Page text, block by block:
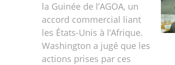
la Guinée de l’AGOA, un
accord commercial liant
les États-Unis à l’Afrique.
Washington a jugé que les
actions prises par ces